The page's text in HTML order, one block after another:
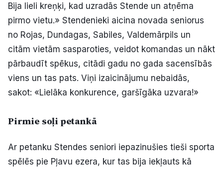
Bija lieli kreņķi, kad uzradās Stende un atņēma
pirmo vietu.» Stendenieki aicina novada seniorus
no Rojas, Dundagas, Sabiles, Valdemārpils un
citām vietām sasparoties, veidot komandas un nākt
pārbaudīt spēkus, citādi gadu no gada sacensībās
viens un tas pats. Viņi izaicinājumu nebaidās,
sakot: «Lielāka konkurence, garšīgāka uzvara!»
Pirmie soļi petankā
Ar petanku Stendes seniori iepazinušies tieši sporta
spēlēs pie Pļavu ezera, kur tas bija iekļauts kā